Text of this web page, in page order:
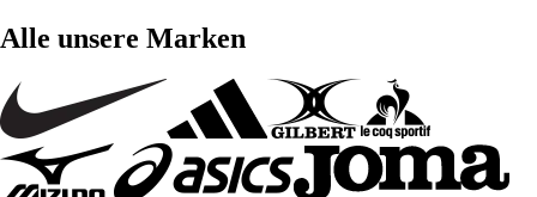
Alle unsere Marken